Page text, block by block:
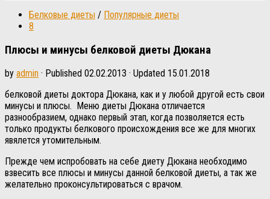
Белковые диеты / Популярные диеты
8
Плюсы и минусы белковой диеты Дюкана
by admin · Published 02.02.2013 · Updated 15.01.2018
белковой диеты доктора Дюкана, как и у любой другой есть свои
минусы и плюсы. Меню диеты Дюкана отличается
разнообразием, однако первый этап, когда позволяется есть
только продукты белкового происхождения все же для многих
явялется утомительным.
Прежде чем испробовать на себе диету Дюкана необходимо
взвесить все плюсы и минусы данной белковой диеты, а так же
желательно проконсультироваться с врачом.